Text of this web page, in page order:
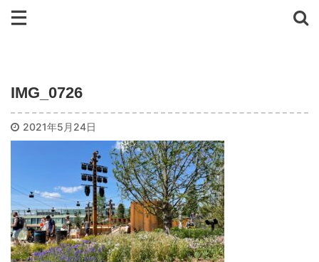
IMG_0726
2021年5月24日